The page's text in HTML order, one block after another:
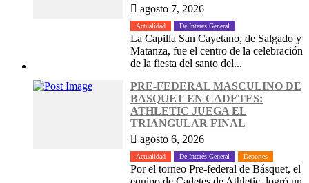
agosto 7, 2026
Actualidad De Interés General
La Capilla San Cayetano, de Salgado y
Matanza, fue el centro de la celebración
de la fiesta del santo del...
PRE-FEDERAL MASCULINO DE
BASQUET EN CADETES:
ATHLETIC JUEGA EL
TRIANGULAR FINAL
agosto 6, 2026
Actualidad De Interés General Deportes
Por el torneo Pre-federal de Básquet, el